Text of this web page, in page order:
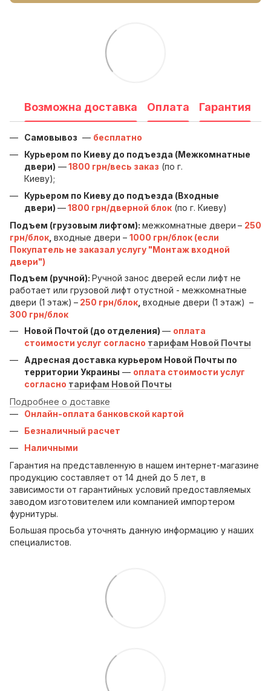
Возможна доставка Оплата Гарантия
Самовывоз — бесплатно
Курьером по Киеву до подъезда (Межкомнатные
двери) —1800 грн/весь заказ (по г.
Киеву);
Курьером по Киеву до подъезда (Входные
двери) —1800 грн/дверной блок (по г. Киеву)
Подъем (грузовым лифтом): межкомнатные двери – 250
грн/блок входные двери – 1000 грн/блок (если
Покупатель не заказал услугу "Монтаж входной
двери")
Подъем (ручной): Ручной занос дверей если лифт не
работает или грузовой лифт отустной - межкомнатные
двери (1 этаж) – 250 грн/блок входные двери (1 этаж) –
300 грн/блок
Новой Почтой (до отделения) — оплата
стоимости услуг согласно тарифам Новой Почты
Адресная доставка курьером Новой Почты по
территории Украины — оплата стоимости услуг
согласно тарифам Новой Почты
Подробнее о доставке
Онлайн-оплата банковской картой
Безналичный расчет
Наличными
Гарантия на представленную в нашем интернет-магазине
продукцию составляет от 14 дней до 5 лет, в
зависимости от гарантийных условий предоставляемых
заводом изготовителем или компанией импортером
фурнитуры.
Большая просьба уточнять данную информацию у наших
специалистов.